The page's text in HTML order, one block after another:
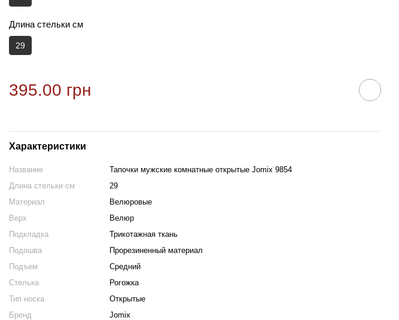
Длина стельки см
29
395.00 грн
Характеристики
Название
Тапочки мужские комнатные открытые Jomix 9854
Длина стельки см
29
Материал
Велюровые
Верх
Велюр
Подкладка
Трикотажная ткань
Подошва
Прорезиненный материал
Подъем
Средний
Стелька
Рогожка
Тип носка
Открытые
Бренд
Jomix